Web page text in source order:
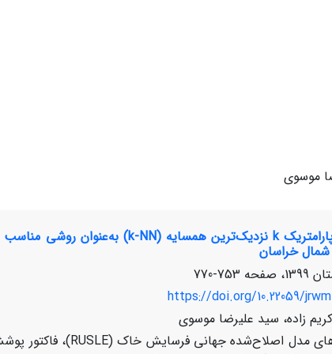
موسوی
خراسان
753-770
https://doi.org/10.22059/
زاده، سید علیرضا موسوی